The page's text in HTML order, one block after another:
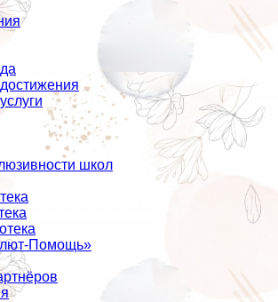
школ
Помощь»